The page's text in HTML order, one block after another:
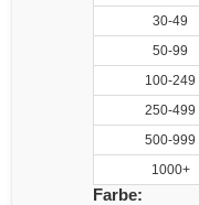
30-49
50-99
100-249
250-499
500-999
1000+
Farbe: